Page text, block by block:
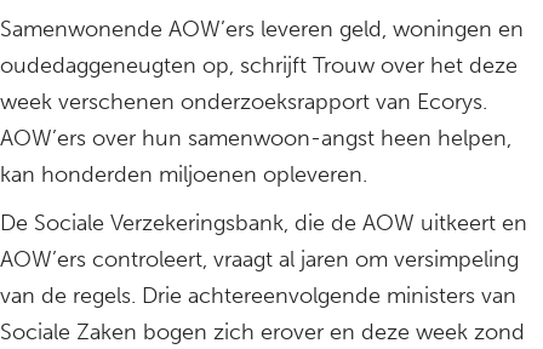
Samenwonende AOW’ers leveren geld, woningen en
oudedaggeneugten op, schrijft Trouw over het deze
week verschenen onderzoeksrapport van Ecorys.
AOW’ers over hun samenwoon-angst heen helpen,
kan honderden miljoenen opleveren.
De Sociale Verzekeringsbank, die de AOW uitkeert en
AOW’ers controleert, vraagt al jaren om versimpeling
van de regels. Drie achtereenvolgende ministers van
Sociale Zaken bogen zich erover en deze week zond